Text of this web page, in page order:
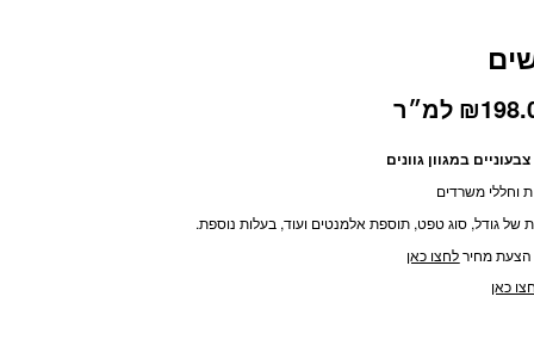
₪טווח
עד
⁦₪198.00⁩
למ״ר
במגוון גוונים
וחללי משרדים
של גודל, סוג טפט, תוספת אלמנטים ועוד, בעלות נוספת.
מחירלחצו כאן
כאן